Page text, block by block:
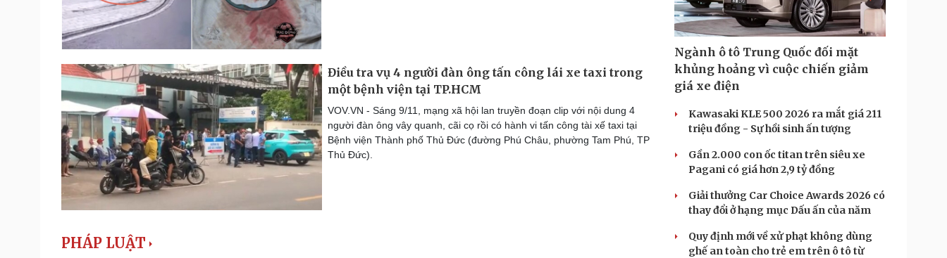
Điều tra vụ 4 người đàn ông tấn công lái xe taxi trong
một bệnh viện tại TP.HCM
VOV.VN - Sáng 9/11, mạng xã hội lan truyền đoạn clip với nội dung 4
người đàn ông vây quanh, cãi cọ rồi có hành vi tấn công tài xế taxi tại
Bệnh viện Thành phố Thủ Đức (đường Phú Châu, phường Tam Phú, TP
Thủ Đức).
PHÁP LUẬT
Ngành ô tô Trung Quốc đối mặt
khủng hoảng vì cuộc chiến giảm
giá xe điện
Kawasaki KLE 500 2026 ra mắt giá 211
triệu đồng - Sự hồi sinh ấn tượng
Gần 2.000 con ốc titan trên siêu xe
Pagani có giá hơn 2,9 tỷ đồng
Giải thưởng Car Choice Awards 2026 có
thay đổi ở hạng mục Dấu ấn của năm
Quy định mới về xử phạt không dùng
ghế an toàn cho trẻ em trên ô tô từ